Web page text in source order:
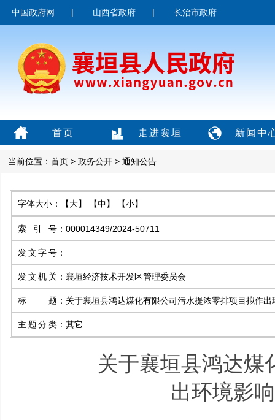
中国政府网 | 山西省政府 | 长治市政府
首页 走进襄垣 新闻中
当前位置： 首页 > 政务公开 > 通知公告
字体大小： 【大】 【中】 【小】
索引号 ： 000014349/2024-50711
发文字号 ：
发文机关 ： 襄垣经济技术开发区管理委员会
标题 ： 关于襄垣县鸿达煤化有限公司污水提浓零排项目拟作
主题分类 ： 其它
关于襄垣县鸿达煤
出环境影